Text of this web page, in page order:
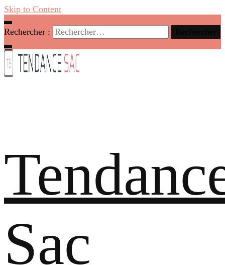
Skip to Content
Rechercher :
Sac